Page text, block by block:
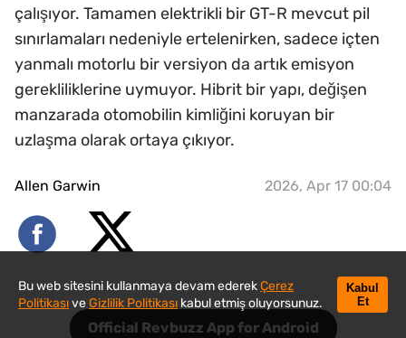
çalışıyor. Tamamen elektrikli bir GT-R mevcut pil
sınırlamaları nedeniyle ertelenirken, sadece içten
yanmalı motorlu bir versiyon da artık emisyon
gerekliliklerine uymuyor. Hibrit bir yapı, değişen
manzarada otomobilin kimliğini koruyan bir
uzlaşma olarak ortaya çıkıyor.
Allen Garwin 2026, Apr 17 00:04
Official Revbuzz App for Android
Bu web sitesini kullanmaya devam ederekÇerez
PolitikasıveGizlilik Politikası kabul etmiş oluyorsunuz.
Kabul
Et